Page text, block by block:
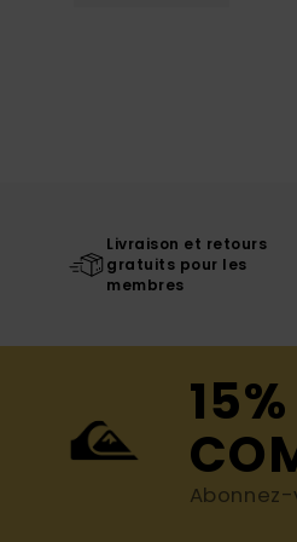
Livraison et retours
gratuits pour les
membres